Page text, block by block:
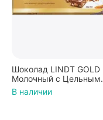
Шоколад LINDT GOLD
Молочный с Цельным
Миндалем 300г
В наличии